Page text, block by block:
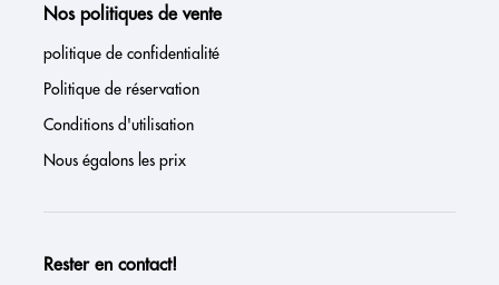
Nos politiques de vente
politique de confidentialité
Politique de réservation
Conditions d'utilisation
Nous égalons les prix
Rester en contact!